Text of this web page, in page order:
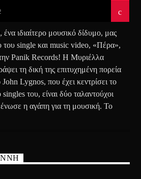
ιδιαίτερο μουσικό δίδυμο, μας
του single και music video, «Πέρα»,
Panik Records! Η Μυριέλλα
τη δική της επιτυχημένη πορεία
John Lygnos, που έχει κεντρίσει το
του, είναι δύο ταλαντούχοι
ένωσε η αγάπη για τη μουσική. Το